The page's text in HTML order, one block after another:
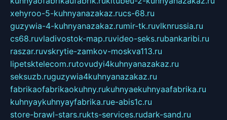
xehyroo-5-kuhnyanazakaz.rucs-68.ru
guzywia-4-kuhnyanazakaz.rumir-tk.ruvlknrussia.ru
cs68.ruvladivostok-map.ruvideo-seks.rubankaribi.ru
raszar.ruvskrytie-zamkov-moskva113.ru
lipetsktelecom.rutovudyi4kuhnyanazakaz.ru
seksuzb.ruguzywia4kuhnyanazakaz.ru
fabrikaofabrikaokuhny.rukuhnyaekuhnyaafabrika.ru
kuhnyaykuhnyayfabrika.rue-abis1c.ru
store-brawl-stars.rukts-services.rudark-sand.ru